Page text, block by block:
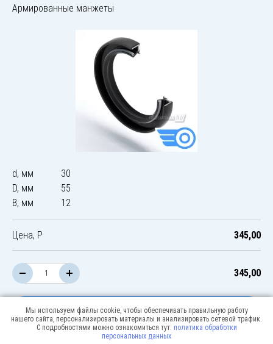
Армированные манжеты
d, мм
30
D, мм
55
B, мм
12
Цена, Р 345,00
345,00
В корзину
Мы используем файлы cookie, чтобы обеспечивать правильную работу
нашего сайта, персонализировать материалы и анализировать сетевой трафик.
С подробностями можно ознакомиться тут: политика обработки
персональных данных